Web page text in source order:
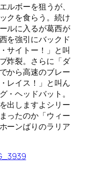
ルボーを狙うが、
クを食らう。続け
ルに入るが葛西が
を強引にバックド
サイトー！」と叫
炸裂。さらに「ダ
から高速のブレー
レイス！」と叫ん
・ヘッドバット。
出しますよシリー
ったのか「ウィー
ーンばりのラリア